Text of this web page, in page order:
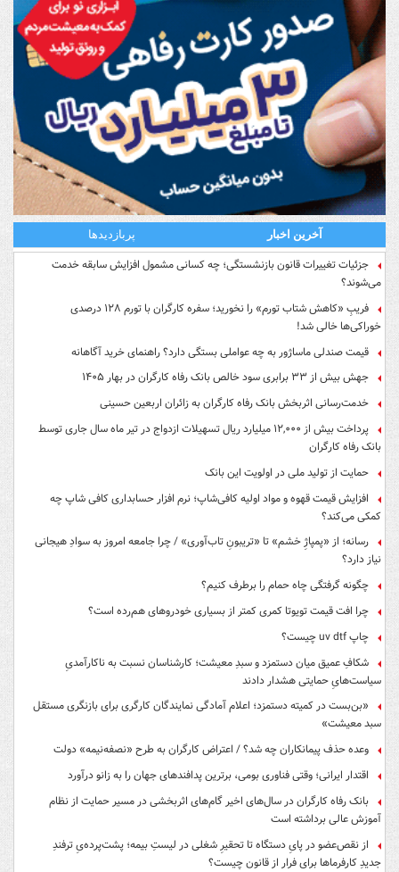
آخرین اخبار پربازدیدها
جزئیات تغییرات قانون بازنشستگی؛ چه کسانی مشمول افزایش سابقه خدمت
می‌شوند؟
فریبِ «کاهش شتاب تورم» را نخورید؛ سفره کارگران با تورم ۱۲۸ درصدی
خوراکی‌ها خالی شد!
قیمت صندلی ماساژور به چه عواملی بستگی دارد؟ راهنمای خرید آگاهانه
جهش بیش از ۳۳ برابری سود خالص بانک رفاه کارگران در بهار ۱۴۰۵
خدمت‌رسانی اثربخش بانک رفاه کارگران به زائران اربعین حسینی
پرداخت بیش از ۱۲,۰۰۰ میلیارد ریال تسهیلات ازدواج در تیر ماه سال جاری توسط
بانک رفاه کارگران
حمایت از تولید ملی در اولویت این بانک
افزایش قیمت قهوه و مواد اولیه کافی‌شاپ؛ نرم افزار حسابداری کافی شاپ چه
کمکی می‌کند؟
رسانه؛ از «پمپاژِ خشم» تا «تریبونِ تاب‌آوری» / چرا جامعه امروز به سوادِ هیجانی
نیاز دارد؟
چگونه گرفتگی چاه حمام را برطرف کنیم؟
چرا افت قیمت تویوتا کمری کمتر از بسیاری خودروهای هم‌رده است؟
چاپ uv dtf چیست؟
شکافِ عمیق میان دستمزد و سبدِ معیشت؛ کارشناسان نسبت به ناکارآمدیِ
سیاست‌هایِ حمایتی هشدار دادند
«بن‌بست در کمیته دستمزد؛ اعلام آمادگی نمایندگان کارگری برای بازنگری مستقل
سبد معیشت»
وعده حذف پیمانکاران چه شد؟ / اعتراض کارگران به طرح «نصفه‌نیمه» دولت
اقتدار ایرانی؛ وقتی فناوری بومی، برترین پدافندهای جهان را به زانو درآورد
بانک رفاه کارگران در سال‌های اخیر گام‌های اثربخشی در مسیر حمایت از نظام
آموزش عالی برداشته است
از نقص‌عضو در پایِ دستگاه تا تحقیرِ شغلی در لیستِ بیمه؛ پشت‌پرده‌یِ ترفندِ
جدیدِ کارفرماها برای فرار از قانون چیست؟